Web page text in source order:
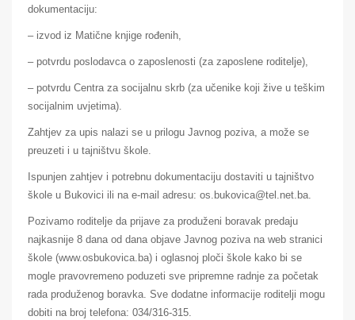
dokumentaciju:
– izvod iz Matične knjige rođenih,
– potvrdu poslodavca o zaposlenosti (za zaposlene roditelje),
– potvrdu Centra za socijalnu skrb (za učenike koji žive u teškim
socijalnim uvjetima).
Zahtjev za upis nalazi se u prilogu Javnog poziva, a može se
preuzeti i u tajništvu škole.
Ispunjen zahtjev i potrebnu dokumentaciju dostaviti u tajništvo
škole u Bukovici ili na e-mail adresu: os.bukovica@tel.net.ba.
Pozivamo roditelje da prijave za produženi boravak predaju
najkasnije 8 dana od dana objave Javnog poziva na web stranici
škole (www.osbukovica.ba) i oglasnoj ploči škole kako bi se
mogle pravovremeno poduzeti sve pripremne radnje za početak
rada produženog boravka. Sve dodatne informacije roditelji mogu
dobiti na broj telefona: 034/316-315.